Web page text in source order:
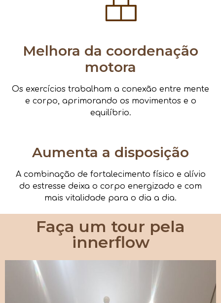
Melhora da coordenação
motora
Os exercícios trabalham a conexão entre mente
e corpo, aprimorando os movimentos e o
equilíbrio.
Aumenta a disposição
A combinação de fortalecimento físico e alívio
do estresse deixa o corpo energizado e com
mais vitalidade para o dia a dia.
Faça um tour pela
innerflow